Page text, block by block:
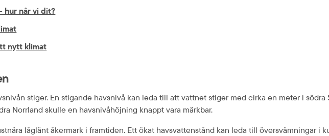
hur når vi dit?
nytt klimat
stiger. En stigande havsnivå kan leda till att vattnet stiger med cirka en meter i
Norrland skulle en havsnivåhöjning knappt vara märkbar.
låglänt åkermark i framtiden. Ett ökat havsvattenstånd kan leda till översvämningar i